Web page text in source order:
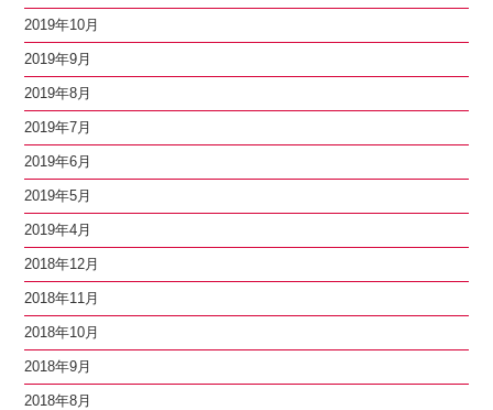
2019年10月
2019年9月
2019年8月
2019年7月
2019年6月
2019年5月
2019年4月
2018年12月
2018年11月
2018年10月
2018年9月
2018年8月